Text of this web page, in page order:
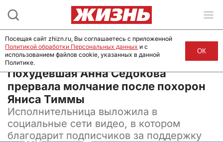
04 февраля 2025, 14:32
Похудевшая Анна Седокова
прервала молчание после похорон
Яниса Тиммы
Исполнительница выложила в
социальные сети видео, в котором
благодарит подписчиков за поддержку
Посещая сайт zhizn.ru, Вы соглашаетесь с приложенной
Политикой обработки Персональных данных и с
использованием файлов cookie, указанных в данной
Политике.
ОК